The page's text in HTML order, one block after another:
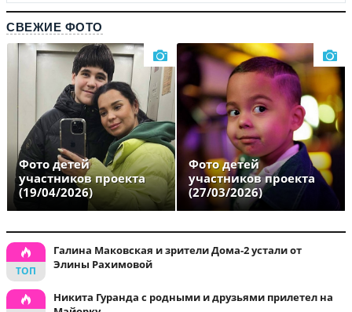
СВЕЖИЕ ФОТО
Фото детей
участников проекта
(19/04/2026)
Фото детей
участников проекта
(27/03/2026)
Галина Маковская и зрители Дома-2 устали от
Элины Рахимовой
Никита Гуранда с родными и друзьями прилетел на